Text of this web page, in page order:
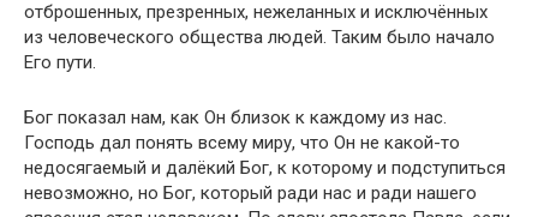
отброшенных, презренных, нежеланных и исключённых
из человеческого общества людей. Таким было начало
Его пути.
Бог показал нам, как Он близок к каждому из нас.
Господь дал понять всему миру, что Он не какой-то
недосягаемый и далёкий Бог, к которому и подступиться
невозможно, но Бог, который ради нас и ради нашего